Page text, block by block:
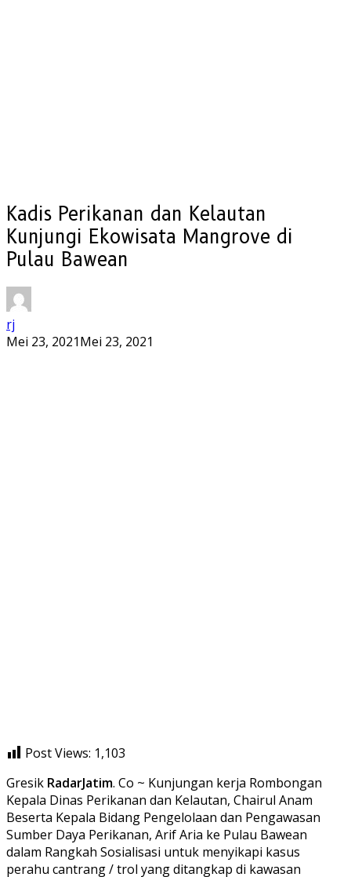
Kadis Perikanan dan Kelautan
Kunjungi Ekowisata Mangrove di
Pulau Bawean
rj
Mei 23, 2021Mei 23, 2021
Post Views: 1,103
Gresik RadarJatim. Co ~ Kunjungan kerja Rombongan
Kepala Dinas Perikanan dan Kelautan, Chairul Anam
Beserta Kepala Bidang Pengelolaan dan Pengawasan
Sumber Daya Perikanan, Arif Aria ke Pulau Bawean
dalam Rangkah Sosialisasi untuk menyikapi kasus
perahu cantrang / trol yang ditangkap di kawasan